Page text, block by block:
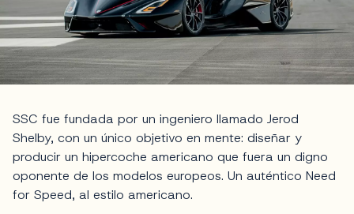
SSC fue fundada por un ingeniero llamado Jerod
Shelby, con un único objetivo en mente: diseñar y
producir un hipercoche americano que fuera un digno
oponente de los modelos europeos. Un auténtico Need
for Speed, al estilo americano.